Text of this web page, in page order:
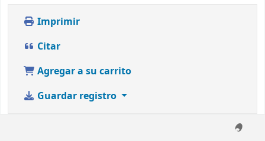
Imprimir
Citar
Agregar a su carrito
Guardar registro